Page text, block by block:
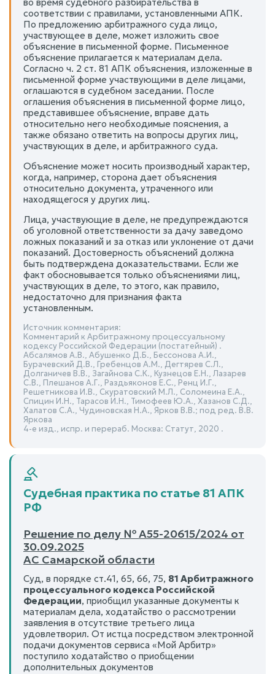
соответствии с правилами, установленными АПК.
По предложению арбитражного суда лицо,
участвующее в деле, может изложить свое
объяснение в письменной форме. Письменное
объяснение прилагается к материалам дела.
Согласно ч. 2 ст. 81 АПК объяснения, изложенные в
письменной форме участвующими в деле лицами,
оглашаются в судебном заседании. После
оглашения объяснения в письменной форме лицо,
представившее объяснение, вправе дать
относительно него необходимые пояснения, а
также обязано ответить на вопросы других лиц,
участвующих в деле, и арбитражного суда.
Объяснение может носить производный характер,
когда, например, сторона дает объяснения
относительно документа, утраченного или
находящегося у других лиц.
Лица, участвующие в деле, не предупреждаются
об уголовной ответственности за дачу заведомо
ложных показаний и за отказ или уклонение от дачи
показаний. Достоверность объяснений должна
быть подтверждена доказательствами. Если же
факт обосновывается только объяснениями лиц,
участвующих в деле, то этого, как правило,
недостаточно для признания факта
установленным.
Источник комментария:
Комментарий к Арбитражному процессуальному
кодексу Российской Федерации (постатейный) .
Абсалямов А.В., Абушенко Д.Б., Бессонова А.И.,
Бурачевский Д.В., Гребенцов А.М., Дегтярев С.Л.,
Долганичев В.В., Загайнова С.К., Кузнецов Е.Н., Лазарев
С.В., Плешанов А.Г., Раздьяконов Е.С., Ренц И.Г.,
Решетникова И.В., Скуратовский М.Л., Соломеина Е.А.,
Спицин И.Н., Тарасов И.Н., Тимофеев Ю.А., Хазанов С.Д.,
Халатов С.А., Чудиновская Н.А., Ярков В.В.; под ред. В.В.
Яркова
4-е изд., испр. и перераб. Москва: Статут, 2020 .
Судебная практика по статье 81 АПК
РФ
Решение по делу № А55-20615/2024 от
30.09.2025
АС Самарской области
Суд, в порядке ст.41, 65, 66, 75, 81 Арбитражного
процессуального кодекса Российской
Федерации, приобщил указанные документы к
материалам дела, ходатайство о рассмотрении
заявления в отсутствие третьего лица
удовлетворил. От истца посредством электронной
подачи документов сервиса «Мой Арбитр»
поступило ходатайство о приобщении
дополнительных документов